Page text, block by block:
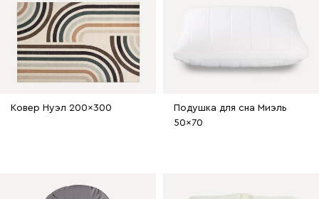
Ковер Нуэл 200x300
Подушка для сна Миэль
50x70